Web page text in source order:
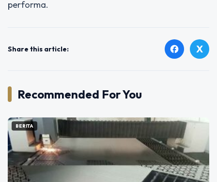
performa.
Share this article: facebook X
Recommended For You
BERITA